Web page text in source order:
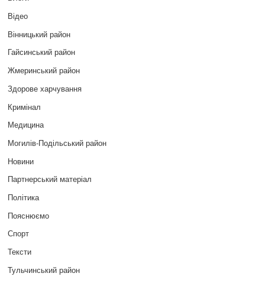
Відео
Вінницький район
Гайсинський район
Жмеринський район
Здорове харчування
Кримінал
Медицина
Могилів-Подільський район
Новини
Партнерський матеріал
Політика
Пояснюємо
Спорт
Тексти
Тульчинський район